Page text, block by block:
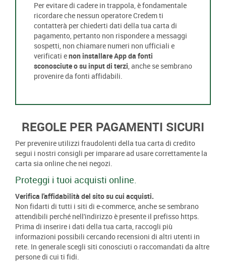
Per evitare di cadere in trappola, è fondamentale
ricordare che nessun operatore Credem ti
contatterà per chiederti dati della tua carta di
pagamento, pertanto non rispondere a messaggi
sospetti, non chiamare numeri non ufficiali e
verificati enon installare App da fonti
sconosciute o su input di terzi, anche se sembrano
provenire da fonti affidabili.
REGOLE PER PAGAMENTI SICURI
Per prevenire utilizzi fraudolenti della tua carta di credito
segui i nostri consigli per imparare ad usare correttamente la
carta sia online che nei negozi.
Proteggi i tuoi acquisti online.
Verifica l'affidabilità del sito su cui acquisti.
Non fidarti di tutti i siti di e-commerce, anche se sembrano
attendibili perché nell'indirizzo è presente il prefisso https.
Prima di inserire i dati della tua carta, raccogli più
informazioni possibili cercando recensioni di altri utenti in
rete. In generale scegli siti conosciuti o raccomandati da altre
persone di cui ti fidi.